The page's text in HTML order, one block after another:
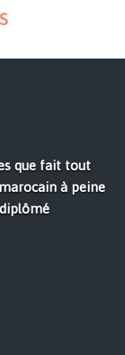
que fait tout
à peine
diplômé